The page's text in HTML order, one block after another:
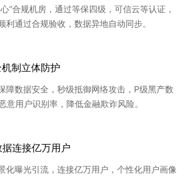
”合规机房，通过等保四级，可信云等认证，
利通过合规验收，数据异地自动同步。
制立体防护
障数据安全，秒级抵御网络攻击，P级黑产数
意用户识别率，降低金融欺诈风险。
连接亿万用户
化曝光引流，连接亿万用户，个性化用户画像